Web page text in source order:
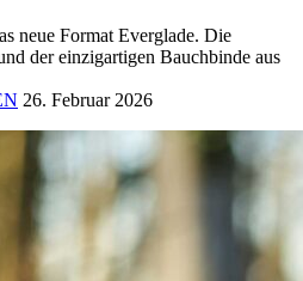
neue Format Everglade. Die
der einzigartigen Bauchbinde aus
26. Februar 2026